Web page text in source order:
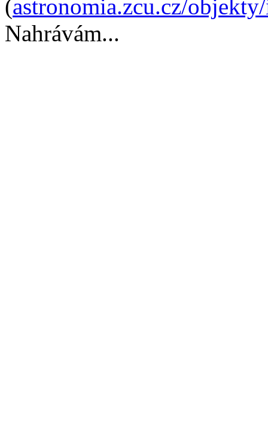
(astronomia.zcu.cz/
Nahrávám...